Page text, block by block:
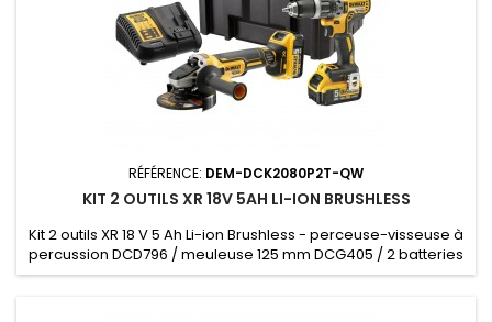
RÉFÉRENCE: DEM-DCK2080P2T-QW
KIT 2 OUTILS XR 18V 5AH LI-ION BRUSHLESS
Kit 2 outils XR 18 V 5 Ah Li-ion Brushless - perceuse-visseuse à
percussion DCD796 / meuleuse 125 mm DCG405 / 2 batteries
DCB184 / chargeur DCB115 / Coffret TSTAK - 2 batteries,